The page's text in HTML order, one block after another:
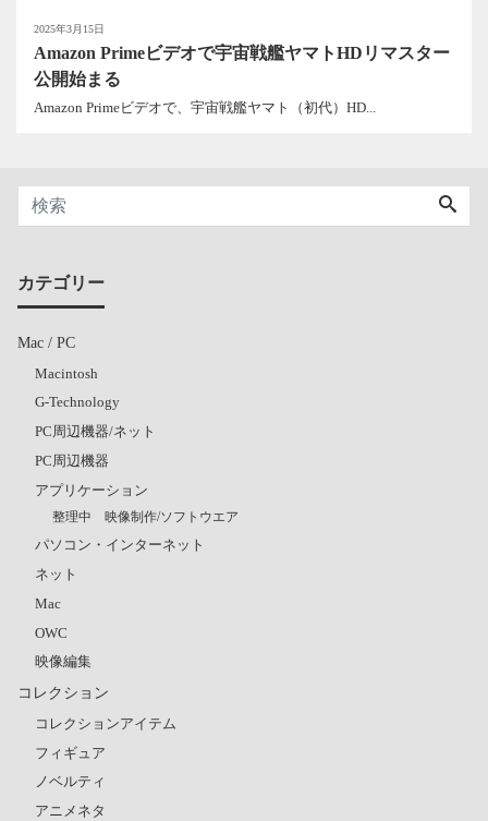
2025年3月15日
Amazon Primeビデオで宇宙戦艦ヤマトHDリマスター
公開始まる
Amazon Primeビデオで、宇宙戦艦ヤマト（初代）HD...
カテゴリー
Mac / PC
Macintosh
G-Technology
PC周辺機器/ネット
PC周辺機器
アプリケーション
整理中 映像制作/ソフトウエア
パソコン・インターネット
ネット
Mac
OWC
映像編集
コレクション
コレクションアイテム
フィギュア
ノベルティ
アニメネタ